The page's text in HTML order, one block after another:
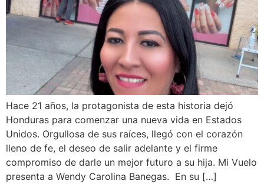
Hace 21 años, la protagonista de esta historia dejó
Honduras para comenzar una nueva vida en Estados
Unidos. Orgullosa de sus raíces, llegó con el corazón
lleno de fe, el deseo de salir adelante y el firme
compromiso de darle un mejor futuro a su hija. Mi Vuelo
presenta a Wendy Carolina Banegas. En su […]